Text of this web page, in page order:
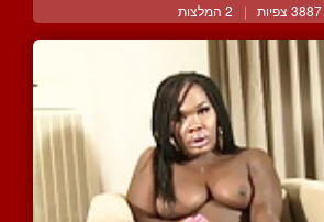
3887 צפיות | 2 המלצות